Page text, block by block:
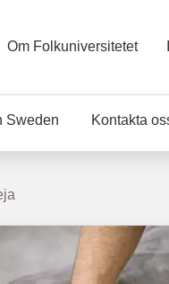
Om Folkuniversitetet
Sweden Kontakta